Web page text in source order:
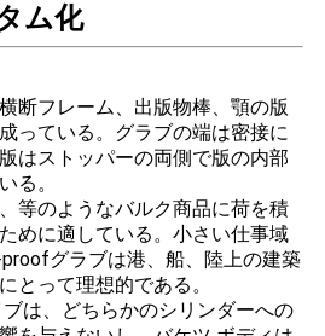
ム化
断フレーム、出版物棒、顎の版
っている。グラブの端は密接に
はストッパーの両側で版の内部
る。
等のようなバルク商品に荷を積
めに適している。小さい仕事域
グラブは港、船、陸上の建築
とって理想的である。
は、どちらかのシリンダーへの